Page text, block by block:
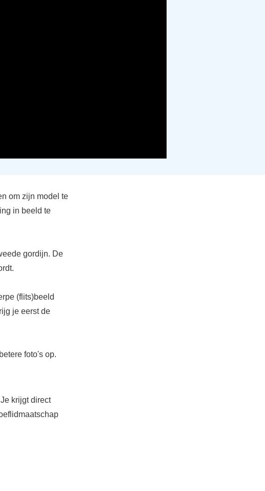
om zijn model te
in beeld te
gordijn. De
(flits)beeld
je eerst de
foto's op.
krijgt direct